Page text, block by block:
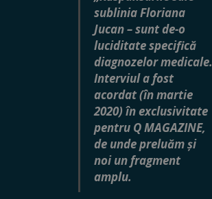
sublinia Floriana
Jucan – sunt de-o
luciditate specifică
diagnozelor medicale.
Interviul a fost
acordat (în martie
2020) în exclusivitate
pentru Q MAGAZINE,
de unde preluăm și
noi un fragment
amplu.